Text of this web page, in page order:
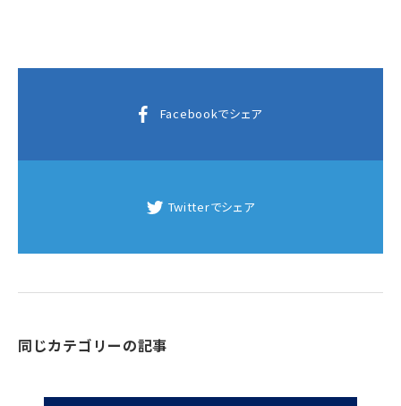
Facebookでシェア
Twitterでシェア
同じカテゴリーの記事